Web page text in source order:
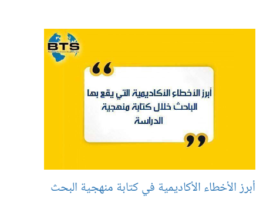
أبرز الأخطاء الأكاديمية في كتابة منهجية البحث